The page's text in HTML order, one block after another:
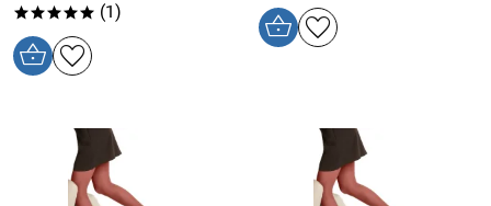
***** (1)